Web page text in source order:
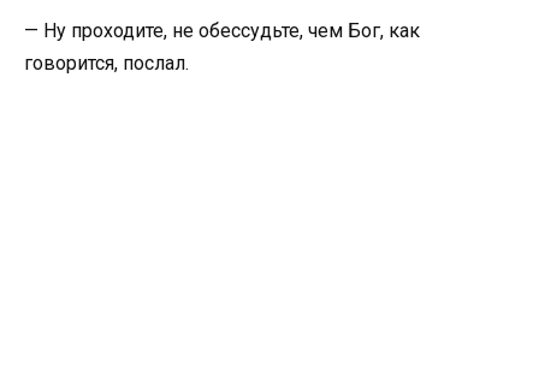
— Ну проходите, не обессудьте, чем Бог, как
говорится, послал.